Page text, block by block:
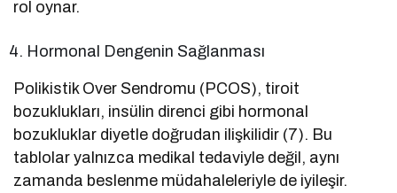
rol oynar.
Hormonal Dengenin Sağlanması
Polikistik Over Sendromu (PCOS), tiroit
bozuklukları, insülin direnci gibi hormonal
bozukluklar diyetle doğrudan ilişkilidir (7). Bu
tablolar yalnızca medikal tedaviyle değil, aynı
zamanda beslenme müdahaleleriyle de iyileşir.